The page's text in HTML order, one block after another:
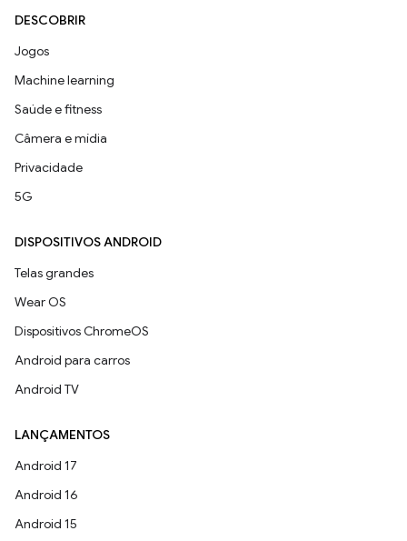
DESCOBRIR
Jogos
Machine learning
Saúde e fitness
Câmera e mídia
Privacidade
5G
DISPOSITIVOS ANDROID
Telas grandes
Wear OS
Dispositivos ChromeOS
Android para carros
Android TV
LANÇAMENTOS
Android 17
Android 16
Android 15